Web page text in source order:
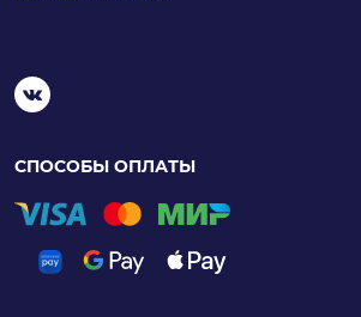
СПОСОБЫ ОПЛАТЫ